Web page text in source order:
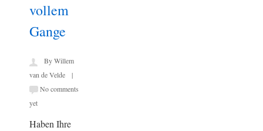
vollem
Gange
By Willem
van de Velde |
No comments
yet
Haben Ihre